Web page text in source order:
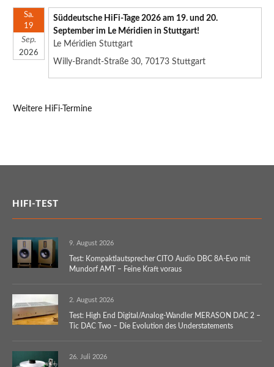
Sa.
19
Sep.
2026
Süddeutsche HiFi-Tage 2026 am 19. und 20.
September im Le Méridien in Stuttgart!
Le Méridien Stuttgart
Willy-Brandt-Straße 30, 70173 Stuttgart
Weitere HiFi-Termine
HIFI-TEST
9. August 2026
Test: Kompaktlautsprecher CITO Audio DBC 8A-Evo mit
Mundorf AMT – Feine Kraft voraus
2. August 2026
Test: High End Digital/Analog-Wandler MERASON DAC 2 –
Tic DAC Two – Die Evolution des Understatements
26. Juli 2026